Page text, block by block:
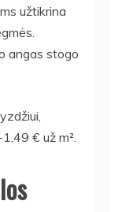
užtikrina
angas stogo
€ už m².